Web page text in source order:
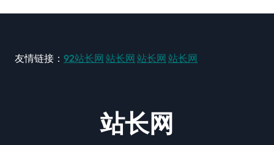
友情链接： 92站长网 站长网 站长网 站长网
站长网